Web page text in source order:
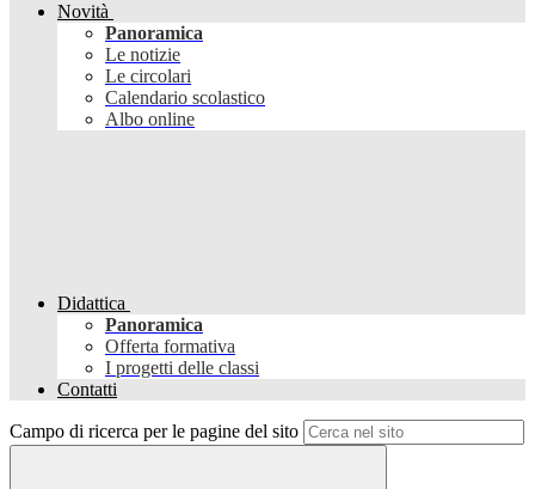
Novità
Panoramica
Le notizie
Le circolari
Calendario scolastico
Albo online
Didattica
Panoramica
Offerta formativa
I progetti delle classi
Contatti
Campo di ricerca per le pagine del sito